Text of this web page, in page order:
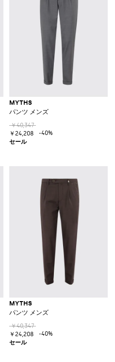
MYTHS
パンツ メンズ
￥40,347
￥24,208
-40%
MYTHS
パンツ メンズ
￥40,347
￥24,208
-40%